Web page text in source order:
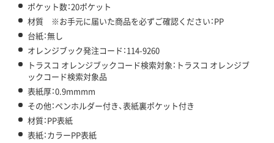
ポケット数：20ポケット
材質 ※お手元に届いた商品を必ずご確認ください：PP
台紙：無し
オレンジブック発注コード：114-9260
トラスコ オレンジブックコード検索対象：トラスコ オレンジブ
ックコード検索対象品
表紙厚：0.9mmmm
その他：ペンホルダー付き、表紙裏ポケット付き
材質：PP表紙
表紙：カラーPP表紙